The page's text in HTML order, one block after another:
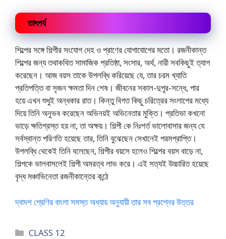
তাৎপর্য
শিল্পের সঙ্গে শিল্পীর সংযোগ দেহ ও প্রাণের যোগাযোগের মতো। রজনীকান্ত
শিল্পের জন্য তথাকথিত সামাজিক প্রতিষ্ঠা, সংসার, অর্থ, নারী সবকিছুই ত্যাগ
করেছেন। আজ বয়স তাকে উপলব্ধি করিয়েছে যে, তার চরম খ্যাতি
প্রতিপত্তি বা সৃজন ক্ষমতা দিন শেষ। জীবনের সকাল-দুপুর-সন্ধে, পার
হয়ে এখন শুধুই অন্ধকার রাত। কিন্তু বিগত কিছু চরিত্রের সংলাপের মধ্যে
দিয়ে তিনি অনুভব করেছেন অভিনয়ই অভিনেতার মুক্তি। প্রতিভা কখনো
ভাড়ে ক্ষতিগ্রস্ত হয় না, তা অক্ষয়। শিল্পী কে নিঃশর্ত ভালোবাসার জন্য যে
সর্বস্বান্ত পরিণতি হয়েছে তার, তিনি বুঝেছেন সেখানেই পরমপ্রাপ্তি।
উপলব্ধি থেকেই তিনি বলেছেন, শিল্পীর বয়সে হলেও শিল্পের বয়স বাড়ে না,
শিল্পকে ভালবাসলেই শিল্পী অমরত্ব লাভ করে। এই সত্যই উচ্চারিত হয়েছে
বৃদ্ধ মঞ্চাভিনেতা রজনীকান্তের কন্ঠে
দ্বাদশ শ্রেণির বাংলা সমস্ত অধ্যায় অনুযায়ী তার সব প্রশ্নের উত্তর
Categories
CLASS 12